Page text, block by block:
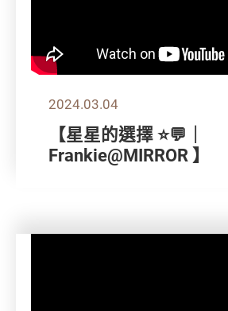
2024.03.04
【星星的選擇 ⭐💬｜
Frankie@MIRROR 】